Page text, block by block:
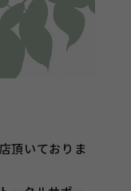
頂いておりま